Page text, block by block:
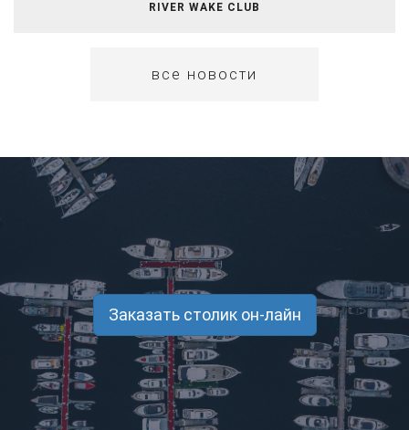
RIVER WAKE CLUB
все новости
Заказать столик он-лайн